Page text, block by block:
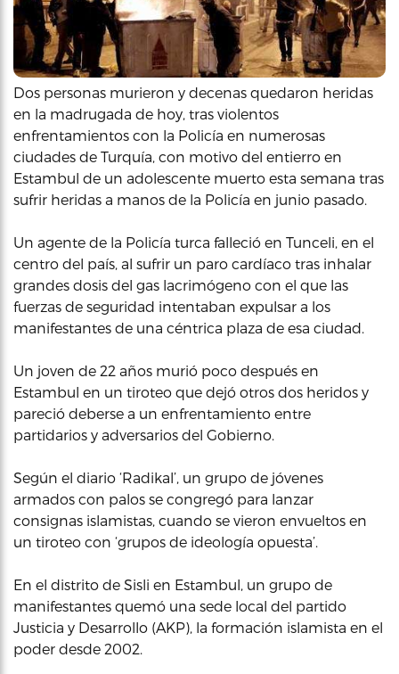
Dos personas murieron y decenas quedaron heridas
en la madrugada de hoy, tras violentos
enfrentamientos con la Policía en numerosas
ciudades de Turquía, con motivo del entierro en
Estambul de un adolescente muerto esta semana tras
sufrir heridas a manos de la Policía en junio pasado.
Un agente de la Policía turca falleció en Tunceli, en el
centro del país, al sufrir un paro cardíaco tras inhalar
grandes dosis del gas lacrimógeno con el que las
fuerzas de seguridad intentaban expulsar a los
manifestantes de una céntrica plaza de esa ciudad.
Un joven de 22 años murió poco después en
Estambul en un tiroteo que dejó otros dos heridos y
pareció deberse a un enfrentamiento entre
partidarios y adversarios del Gobierno.
Según el diario ‘Radikal’, un grupo de jóvenes
armados con palos se congregó para lanzar
consignas islamistas, cuando se vieron envueltos en
un tiroteo con ‘grupos de ideología opuesta’.
En el distrito de Sisli en Estambul, un grupo de
manifestantes quemó una sede local del partido
Justicia y Desarrollo (AKP), la formación islamista en el
poder desde 2002.